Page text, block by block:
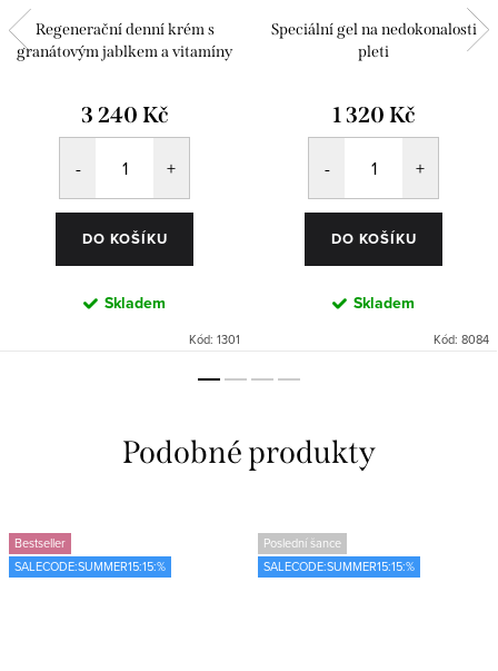
Regenerační denní krém s
granátovým jablkem a vitamíny
3 240 Kč
DO KOŠÍKU
Skladem
Kód: 1301
Speciální gel na nedokonalosti
pleti
1 320 Kč
DO KOŠÍKU
Skladem
Kód: 8084
Bestseller
SALECODE:SUMMER15:15:%
Poslední šance
SALECODE:SUMMER15:15:%